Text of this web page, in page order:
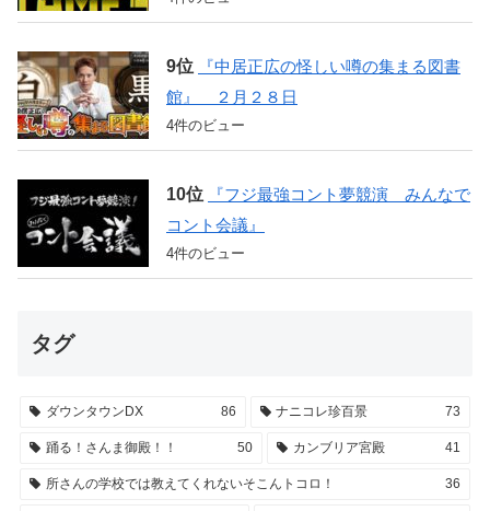
『中居正広の怪しい噂の集まる図書
館』 ２月２８日
4件のビュー
『フジ最強コント夢競演 みんなで
コント会議』
4件のビュー
タグ
ダウンタウンDX 86 ナニコレ珍百景 73
踊る！さんま御殿！！ 50 カンブリア宮殿 41
所さんの学校では教えてくれないそこんトコロ！ 36